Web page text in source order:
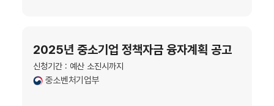
2025년 중소기업 정책자금 융자계획 공고
신청기간 : 예산 소진시까지
중소벤처기업부